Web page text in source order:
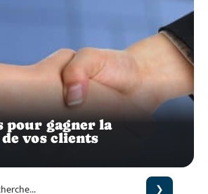
pour gagner la
vos clients